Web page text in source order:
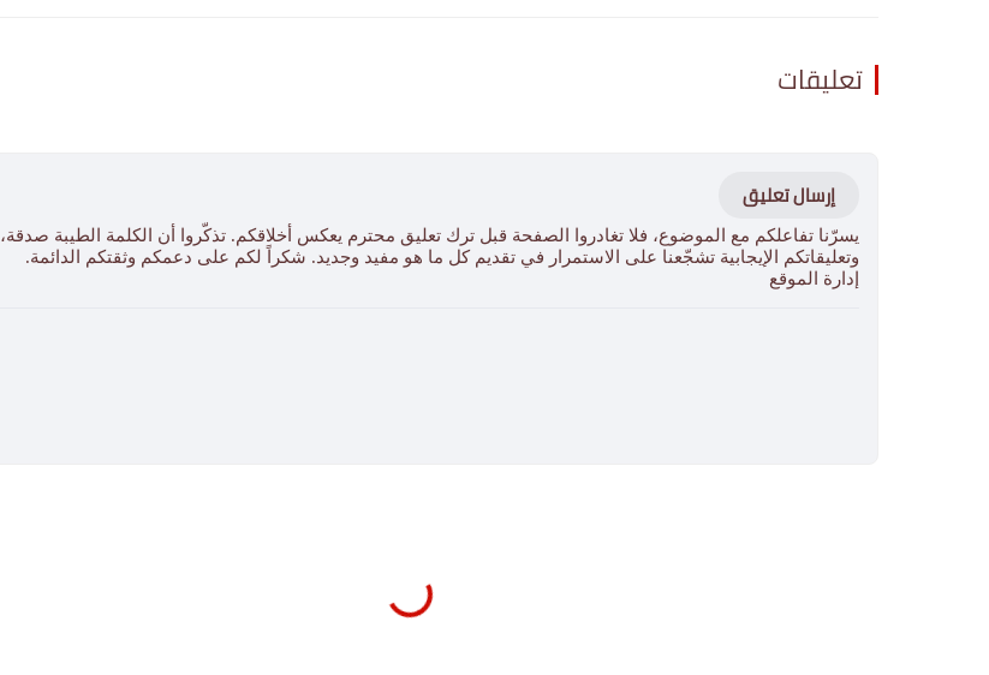
تعليقات
إرسال تعليق
يسرّنا تفاعلكم مع الموضوع، فلا تغادروا الصفحة قبل ترك تعليق محترم يعكس أخلاقكم. تذكّروا أن الكلمة الطيبة صدقة،
وتعليقاتكم الإيجابية تشجّعنا على الاستمرار في تقديم كل ما هو مفيد وجديد. شكراً لكم على دعمكم وثقتكم الدائمة.
إدارة الموقع